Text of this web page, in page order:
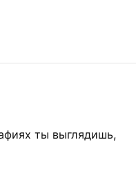
ты выглядишь,